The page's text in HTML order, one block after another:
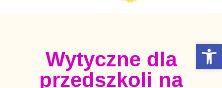
Otwórz Pasek narzędzi
Wytyczne dla
przedszkoli na